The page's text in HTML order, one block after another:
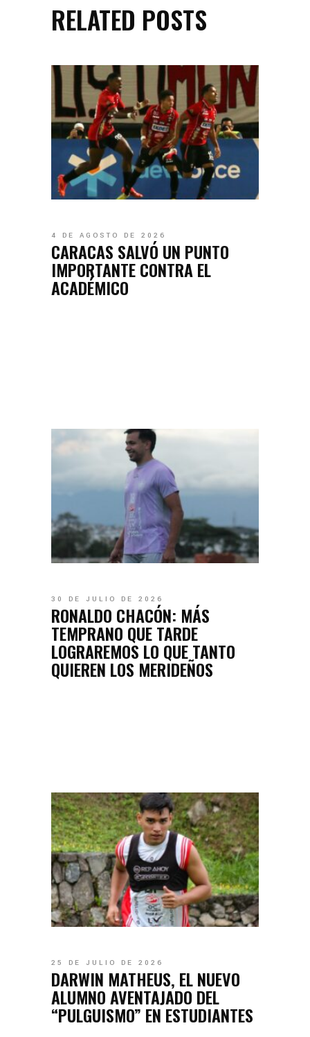
RELATED POSTS
4 DE AGOSTO DE 2026
CARACAS SALVÓ UN PUNTO
IMPORTANTE CONTRA EL
ACADÉMICO
30 DE JULIO DE 2026
RONALDO CHACÓN: MÁS
TEMPRANO QUE TARDE
LOGRAREMOS LO QUE TANTO
QUIEREN LOS MERIDEÑOS
25 DE JULIO DE 2026
DARWIN MATHEUS, EL NUEVO
ALUMNO AVENTAJADO DEL
“PULGUISMO” EN ESTUDIANTES